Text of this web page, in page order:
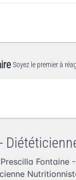
Soyez le premier à